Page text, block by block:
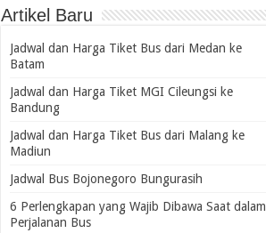
Artikel Baru
Jadwal dan Harga Tiket Bus dari Medan ke
Batam
Jadwal dan Harga Tiket MGI Cileungsi ke
Bandung
Jadwal dan Harga Tiket Bus dari Malang ke
Madiun
Jadwal Bus Bojonegoro Bungurasih
6 Perlengkapan yang Wajib Dibawa Saat dalam
Perjalanan Bus